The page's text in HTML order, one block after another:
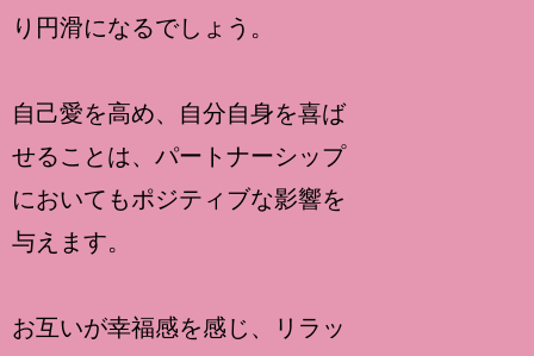
り円滑になるでしょう。
自己愛を高め、自分自身を喜ば
せることは、パートナーシップ
においてもポジティブな影響を
与えます。
お互いが幸福感を感じ、リラッ